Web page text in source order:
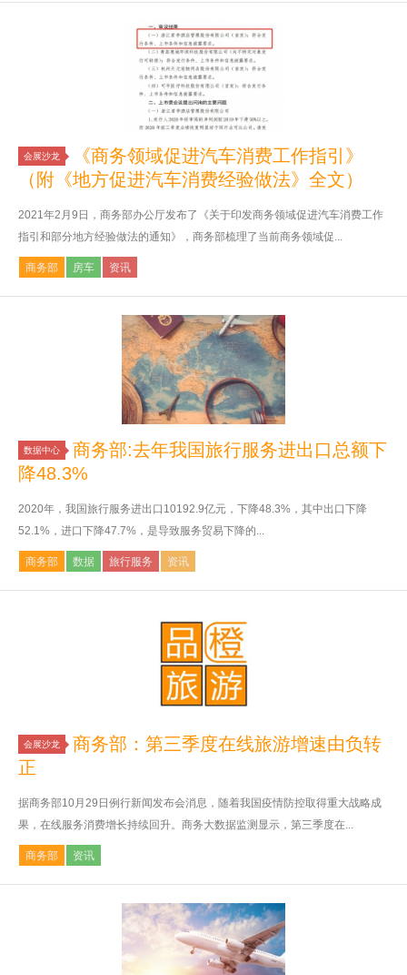
会展沙龙
《商务领域促进汽车消费工作指引》
（附《地方促进汽车消费经验做法》全文）
2021年2月9日，商务部办公厅发布了《关于印发商务领域促进汽车消费工作
指引和部分地方经验做法的通知》，商务部梳理了当前商务领域促...
商务部 房车 资讯
数据中心
商务部:去年我国旅行服务进出口总额下
降48.3%
2020年，我国旅行服务进出口10192.9亿元，下降48.3%，其中出口下降
52.1%，进口下降47.7%，是导致服务贸易下降的...
商务部 数据 旅行服务 资讯
会展沙龙
商务部：第三季度在线旅游增速由负转
正
据商务部10月29日例行新闻发布会消息，随着我国疫情防控取得重大战略成
果，在线服务消费增长持续回升。商务大数据监测显示，第三季度在...
商务部 资讯